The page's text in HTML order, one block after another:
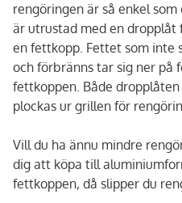
rengöringen är så enkel
är utrustad med en
en fettkopp. Fettet som inte
och förbränns tar sig ner på
fettkoppen. Både
plockas ur grillen för
Vill du ha ännu mindre
dig att köpa till
fettkoppen, då slipper du